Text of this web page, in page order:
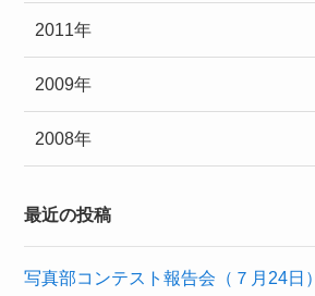
2011年
2009年
2008年
最近の投稿
写真部コンテスト報告会（７月24日）